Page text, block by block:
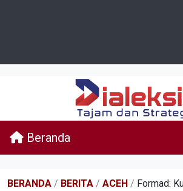
Beranda
BERANDA / BERITA / ACEH / Formad: